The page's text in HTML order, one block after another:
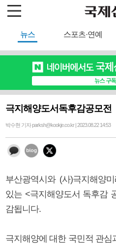
뉴스 스포츠·연예
극지해양도서독후감공모전
박수현 기자 parksh@kookje.co.kr | 2023.08.22 14:53
부산광역시와 (사)극지해양
있는 <극지해양도서 독후감
감됩니다.
극지해양에 대한 국민적 관